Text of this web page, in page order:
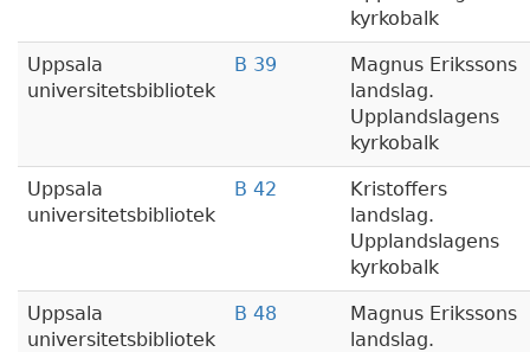
kyrkobalk
Uppsala
universitetsbibliotek
B 39
Magnus Erikssons
landslag.
Upplandslagens
kyrkobalk
Uppsala
universitetsbibliotek
B 42
Kristoffers
landslag.
Upplandslagens
kyrkobalk
Uppsala
universitetsbibliotek
B 48
Magnus Erikssons
landslag.